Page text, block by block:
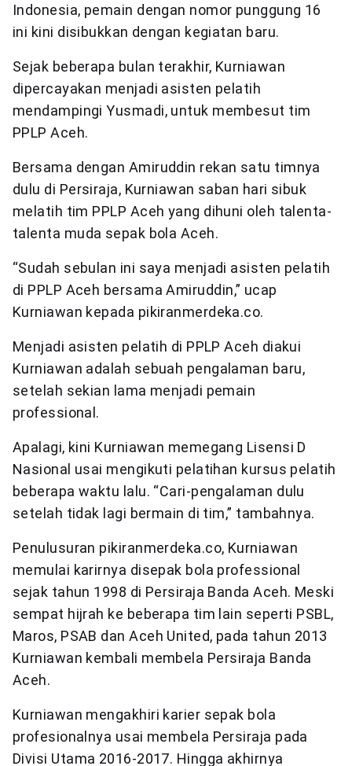
Indonesia, pemain dengan nomor punggung 16
ini kini disibukkan dengan kegiatan baru.
Sejak beberapa bulan terakhir, Kurniawan
dipercayakan menjadi asisten pelatih
mendampingi Yusmadi, untuk membesut tim
PPLP Aceh.
Bersama dengan Amiruddin rekan satu timnya
dulu di Persiraja, Kurniawan saban hari sibuk
melatih tim PPLP Aceh yang dihuni oleh talenta-
talenta muda sepak bola Aceh.
“Sudah sebulan ini saya menjadi asisten pelatih
di PPLP Aceh bersama Amiruddin,” ucap
Kurniawan kepada pikiranmerdeka.co.
Menjadi asisten pelatih di PPLP Aceh diakui
Kurniawan adalah sebuah pengalaman baru,
setelah sekian lama menjadi pemain
professional.
Apalagi, kini Kurniawan memegang Lisensi D
Nasional usai mengikuti pelatihan kursus pelatih
beberapa waktu lalu. “Cari-pengalaman dulu
setelah tidak lagi bermain di tim,” tambahnya.
Penulusuran pikiranmerdeka.co, Kurniawan
memulai karirnya disepak bola professional
sejak tahun 1998 di Persiraja Banda Aceh. Meski
sempat hijrah ke beberapa tim lain seperti PSBL,
Maros, PSAB dan Aceh United, pada tahun 2013
Kurniawan kembali membela Persiraja Banda
Aceh.
Kurniawan mengakhiri karier sepak bola
profesionalnya usai membela Persiraja pada
Divisi Utama 2016-2017. Hingga akhirnya